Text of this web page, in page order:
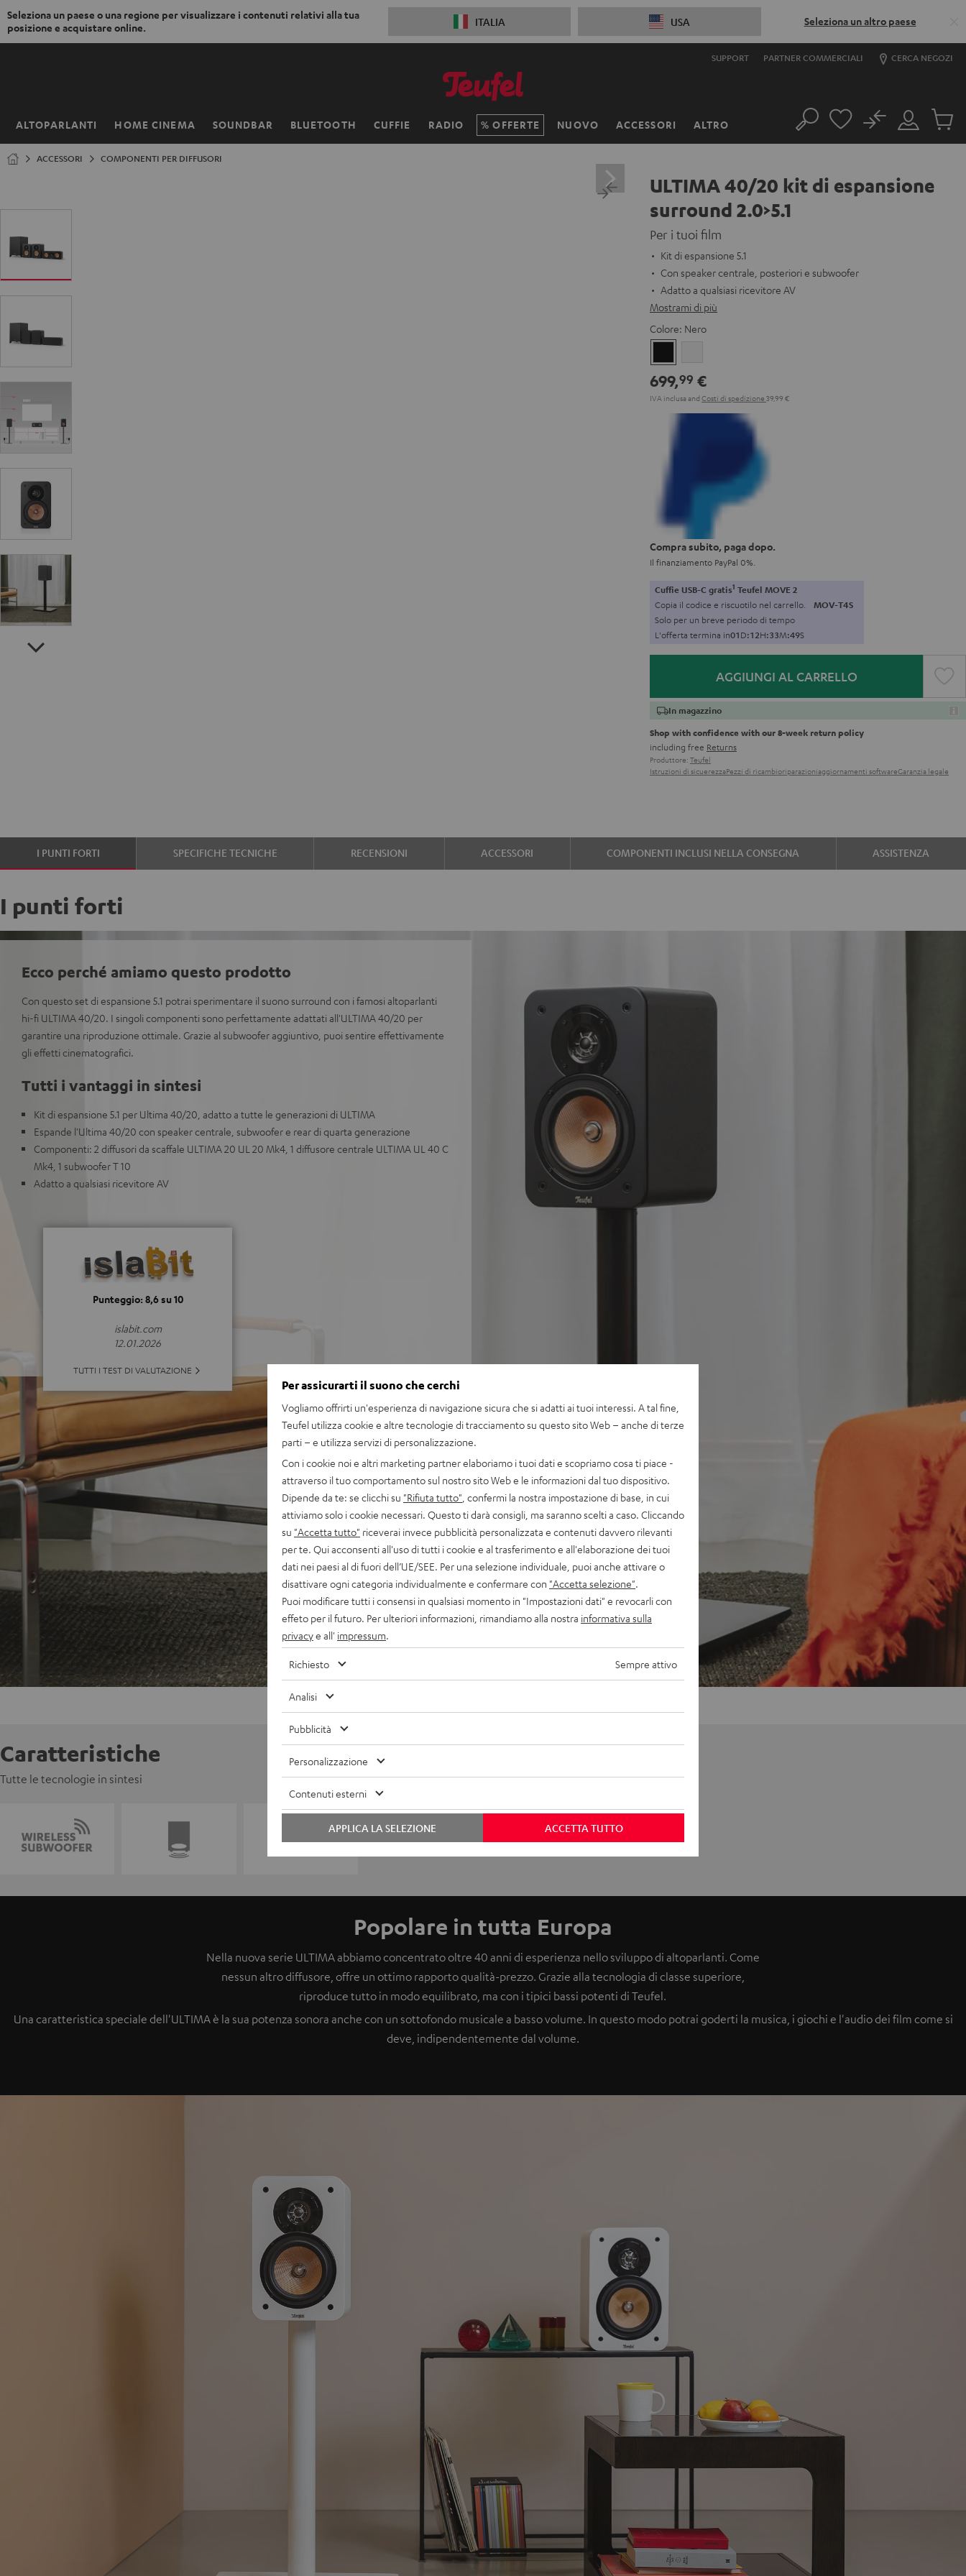
Seleziona un paese o una regione per visualizzare i contenuti relativi alla tua
posizione e acquistare online.
ITALIA USA Seleziona un altro paese
SUPPORT PARTNER COMMERCIALI CERCA NEGOZI
ALTOPARLANTI HOME CINEMA SOUNDBAR BLUETOOTH CUFFIE RADIO OFFERTE NUOVO ACCESSORI ALTRO
Pagina
Cerca
Il
mio
No
Prodotti
ACCESSORI COMPONENTI PER DIFFUSORI
ULTIMA 40/20 kit di espansione
surround 2.0>5.1
Per i tuoi film
Kit di espansione 5.1
Con speaker centrale, posteriori e subwoofer
Adatto a qualsiasi ricevitore AV
Mostrami di più
Colore: Nero
699,99 €
IVA inclusa and Costi di spedizione 39,99 €
Compra subito, paga dopo.
Il finanziamento PayPal 0%.
Cuffie USB-C gratis1 Teufel MOVE 2
Copia il codice e riscuotilo nel carrello. MOV-T4S
Solo per un breve periodo di tempo
L'offerta termina in01D:12H:33M:48S
AGGIUNGI AL CARRELLO
In magazzino
Shop with confidence with our 8-week return policy
including free Returns
Produttore: Teufel
Istruzioni di sicuerezzaPezzi di ricambioriparazioniaggiornamenti softwareGaranzia legale
I PUNTI FORTI SPECIFICHE TECNICHE RECENSIONI ACCESSORI COMPONENTI INCLUSI NELLA CONSEGNA ASSISTENZA
I punti forti
Ecco perché amiamo questo prodotto
Con questo set di espansione 5.1 potrai sperimentare il suono surround con i famosi altoparlanti
hi-fi ULTIMA 40/20. I singoli componenti sono perfettamente adattati all'ULTIMA 40/20 per
garantire una riproduzione ottimale. Grazie al subwoofer aggiuntivo, puoi sentire effettivamente
gli effetti cinematografici.
Tutti i vantaggi in sintesi
Kit di espansione 5.1 per Ultima 40/20, adatto a tutte le generazioni di ULTIMA
Espande l'Ultima 40/20 con speaker centrale, subwoofer e rear di quarta generazione
Componenti: 2 diffusori da scaffale ULTIMA 20 UL 20 Mk4, 1 diffusore centrale ULTIMA UL 40 C
Mk4, 1 subwoofer T 10
Adatto a qualsiasi ricevitore AV
Punteggio: 8,6 su 10
islabit.com
12.01.2026
TUTTI I TEST DI VALUTAZIONE
Caratteristiche
Tutte le tecnologie in sintesi
Popolare in tutta Europa
Nella nuova serie ULTIMA abbiamo concentrato oltre 40 anni di esperienza nello sviluppo di altoparlanti. Come
nessun altro diffusore, offre un ottimo rapporto qualità-prezzo. Grazie alla tecnologia di classe superiore,
riproduce tutto in modo equilibrato, ma con i tipici bassi potenti di Teufel.
Una caratteristica speciale dell'ULTIMA è la sua potenza sonora anche con un sottofondo musicale a basso volume. In questo modo potrai goderti la musica, i giochi e l'audio dei film come si
deve, indipendentemente dal volume.
Per assicurarti il suono che cerchi
Vogliamo offrirti un'esperienza di navigazione sicura che si adatti ai tuoi interessi. A tal fine,
Teufel utilizza cookie e altre tecnologie di tracciamento su questo sito Web – anche di terze
parti – e utilizza servizi di personalizzazione.
Con i cookie noi e altri marketing partner elaboriamo i tuoi dati e scopriamo cosa ti piace -
attraverso il tuo comportamento sul nostro sito Web e le informazioni dal tuo dispositivo.
Dipende da te: se clicchi su "Rifiuta tutto" , confermi la nostra impostazione di base, in cui
attiviamo solo i cookie necessari. Questo ti darà consigli, ma saranno scelti a caso. Cliccando
su "Accetta tutto" riceverai invece pubblicità personalizzata e contenuti davvero rilevanti
per te. Qui acconsenti all'uso di tutti i cookie e al trasferimento e all'elaborazione dei tuoi
dati nei paesi al di fuori dell’UE/SEE. Per una selezione individuale, puoi anche attivare o
disattivare ogni categoria individualmente e confermare con "Accetta selezione"
Puoi modificare tutti i consensi in qualsiasi momento in "Impostazioni dati" e revocarli con
effeto per il futuro. Per ulteriori informazioni, rimandiamo alla nostra informativa sulla
privacye all' impressum
Richiesto Sempre attivo
Analisi
Pubblicità
Personalizzazione
Contenuti esterni
ACCETTA TUTTO
APPLICA LA SELEZIONE